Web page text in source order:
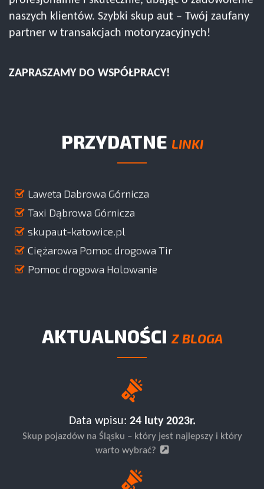
naszych klientów. Szybki skup aut – Twój zaufany
partner w transakcjach motoryzacyjnych!
ZAPRASZAMY DO WSPÓŁPRACY!
PRZYDATNE LINKI
Laweta Dabrowa Górnicza
Taxi Dąbrowa Górnicza
skupaut-katowice.pl
Ciężarowa Pomoc drogowa Tir
Pomoc drogowa Holowanie
AKTUALNOŚCI Z BLOGA
Data wpisu: 24 luty 2023r.
Skup pojazdów na Śląsku – który jest najlepszy i który
warto wybrać?